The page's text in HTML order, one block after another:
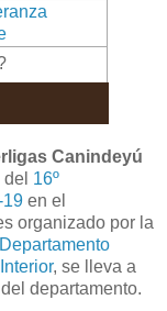
Canindeyú
16º
19 en el
organizado por la
, se lleva a
departamento.